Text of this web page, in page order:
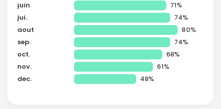
juin
71%
jui.
74%
aout
80%
sep.
74%
oct.
68%
nov.
61%
dec.
48%